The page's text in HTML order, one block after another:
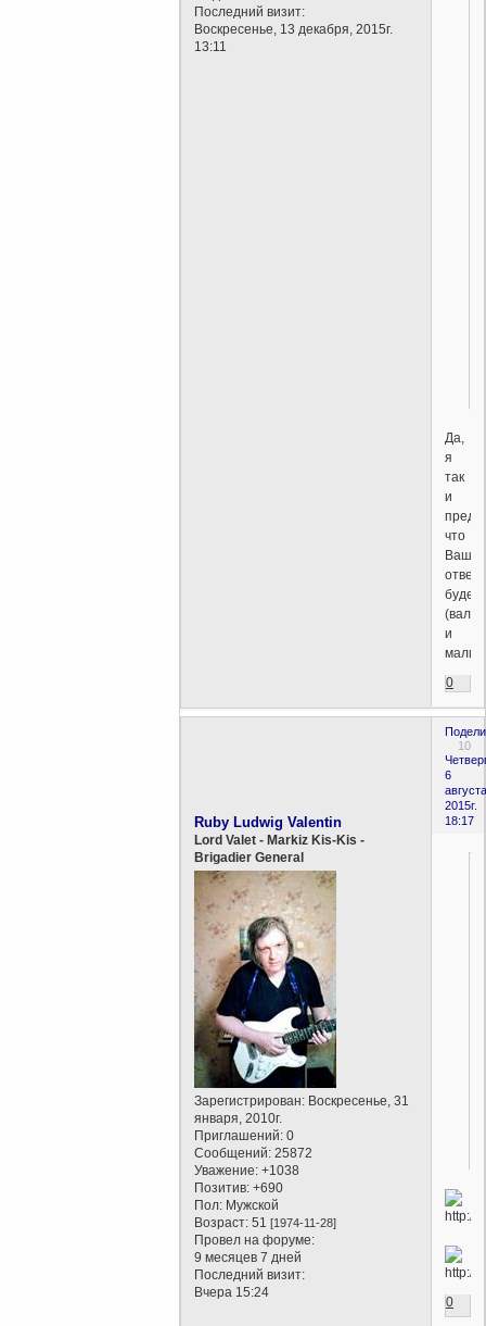
Последний визит:
Воскресенье, 13 декабря, 2015г.
13:11
Да,
я
так
и
что
Ваш
ответ
будет
и
0
10
6
2015г.
18:17
Ruby Ludwig Valentin
Lord Valet - Markiz Kis-Kis -
Brigadier General
Зарегистрирован: Воскресенье, 31
января, 2010г.
Приглашений: 0
Сообщений: 25872
Уважение: +1038
Позитив: +690
Пол: Мужской
Возраст: 51[1974-11-28]
Провел на форуме:
9 месяцев 7 дней
Последний визит:
Вчера 15:24
0